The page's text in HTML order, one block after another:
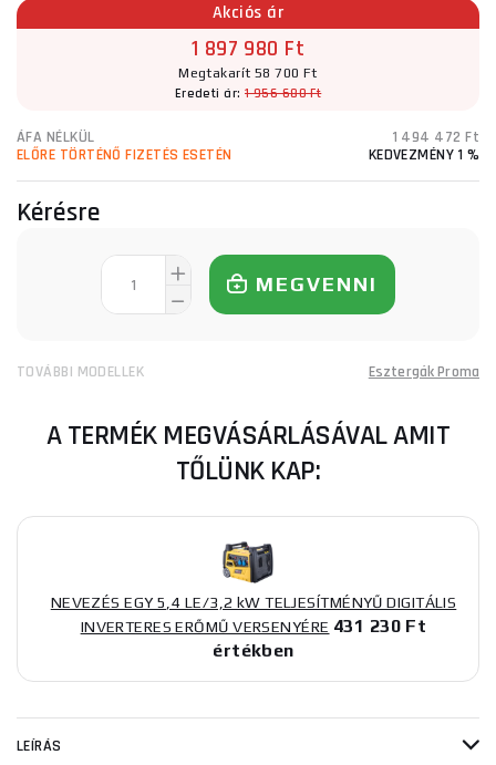
Akciós ár
1 897 980 Ft
Megtakarít 58 700 Ft
Eredeti ár: 1 956 680 Ft
ÁFA NÉLKÜL
1 494 472 Ft
ELŐRE TÖRTÉNŐ FIZETÉS ESETÉN
KEDVEZMÉNY 1 %
Kérésre
MEGVENNI
TOVÁBBI MODELLEK Esztergák Proma
A TERMÉK MEGVÁSÁRLÁSÁVAL AMIT
TŐLÜNK KAP:
NEVEZÉS EGY 5,4 LE/3,2 kW TELJESÍTMÉNYŰ DIGITÁLIS
INVERTERES ERŐMŰ VERSENYÉRE 431 230 Ft
értékben
LEÍRÁS